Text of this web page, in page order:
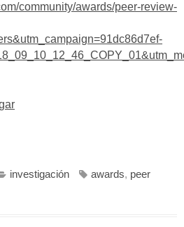
community/awards/peer-review-
investigación awards, peer